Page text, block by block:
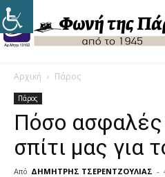
Αρχική Πάρος
Πάρος
Πόσο ασφαλές
σπίτι μας για
Από ΔΗΜΗΤΡΗΣ ΤΣΕΡΕΝΤΖΟΥΛΙΑΣ -